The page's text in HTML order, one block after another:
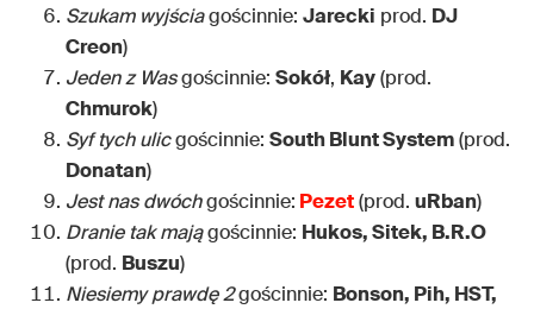
Szukam wyjściagościnnie: Jarecki prod. DJ
Creon)
Jeden z Wasgościnnie: Sokół, Kay(prod.
Chmurok)
Syf tych ulicgościnnie: South Blunt System(prod.
Donatan)
Jest nas dwóchgościnnie: Pezet(prod. uRban)
Dranie tak majągościnnie: Hukos, Sitek, B.R.O
(prod. Buszu)
Niesiemy prawdę 2gościnnie: Bonson, Pih, HST,